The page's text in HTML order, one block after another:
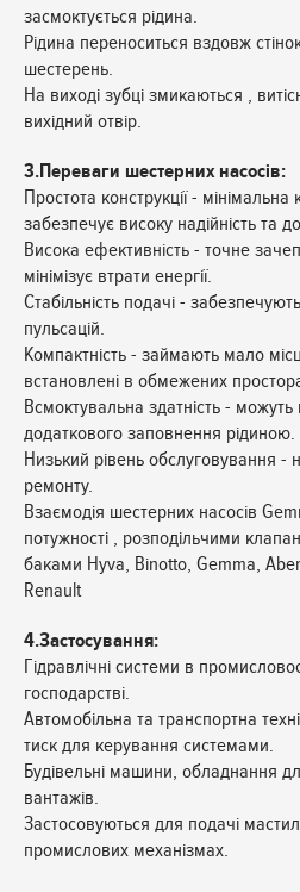
засмоктується рідина.
Рідина переноситься вздовж
шестерень.
На виході зубці змикаються ,
вихідний отвір.
3.Переваги шестерних насосів:
Простота конструкції - мінімальна
забезпечує високу надійність та
Висока ефективність - точне
мінімізує втрати енергії.
Стабільність подачі -
пульсацій.
Компактність - займають мало
встановлені в обмежених
Всмоктувальна здатність -
додаткового заповнення рідиною.
Низький рівень обслуговування -
ремонту.
Взаємодія шестерних насосів
потужності , розподільчими
баками Hyva, Binotto, Gemma,
Renault
4.Застосування:
Гідравлічні системи в
господарстві.
Автомобільна та транспортна
тиск для керування системами.
Будівельні машини, обладнання
вантажів.
Застосовуються для подачі
промислових механізмах.